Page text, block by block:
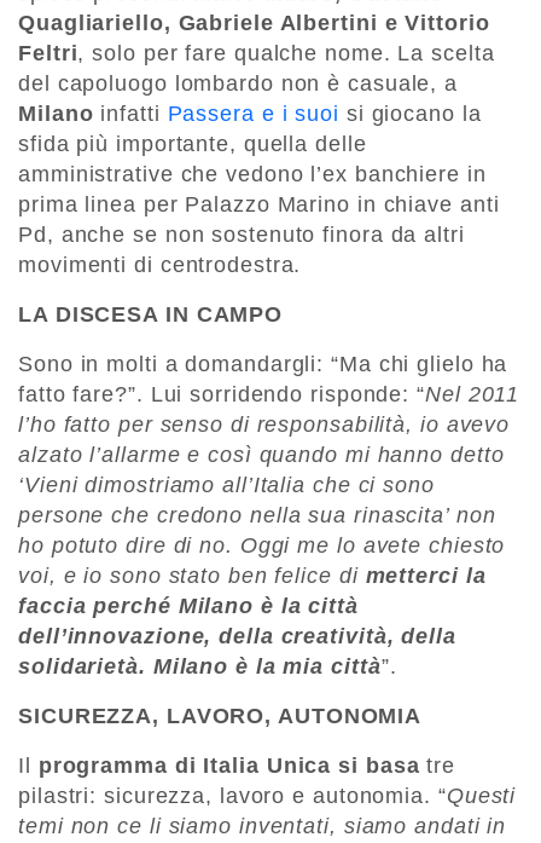
Quagliariello, Gabriele Albertini e Vittorio
Feltri, solo per fare qualche nome. La scelta
del capoluogo lombardo non è casuale, a
Milano infatti Passera e i suoi si giocano la
sfida più importante, quella delle
amministrative che vedono l’ex banchiere in
prima linea per Palazzo Marino in chiave anti
Pd, anche se non sostenuto finora da altri
movimenti di centrodestra.
LA DISCESA IN CAMPO
Sono in molti a domandargli: “Ma chi glielo ha
fatto fare?”. Lui sorridendo risponde: “Nel 2011
l’ho fatto per senso di responsabilità, io avevo
alzato l’allarme e così quando mi hanno detto
‘Vieni dimostriamo all’Italia che ci sono
persone che credono nella sua rinascita’ non
ho potuto dire di no. Oggi me lo avete chiesto
voi, e io sono stato ben felice di metterci la
faccia perché Milano è la città
dell’innovazione, della creatività, della
solidarietà. Milano è la mia città”.
SICUREZZA, LAVORO, AUTONOMIA
Il programma di Italia Unica si basa tre
pilastri: sicurezza, lavoro e autonomia. “Questi
temi non ce li siamo inventati, siamo andati in